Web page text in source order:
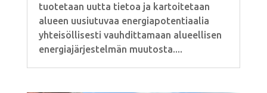
tuotetaan uutta tietoa ja kartoitetaan
alueen uusiutuvaa energiapotentiaalia
yhteisöllisesti vauhdittamaan alueellisen
energiajärjestelmän muutosta....